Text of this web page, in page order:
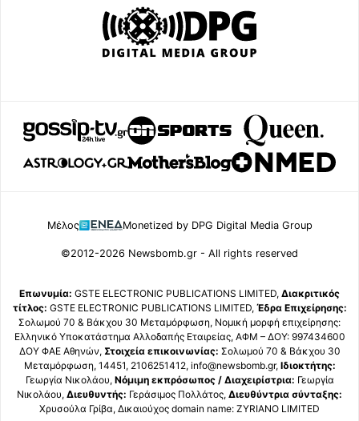
Μέλος Monetized by DPG Digital Media Group
©2012-2026 Newsbomb.gr - All rights reserved
Επωνυμία: GSTE ELECTRONIC PUBLICATIONS LIMITED, Διακριτικός
τίτλος: GSTE ELECTRONIC PUBLICATIONS LIMITED, Έδρα Επιχείρησης:
Σολωμού 70 & Βάκχου 30 Μεταμόρφωση, Νομική μορφή επιχείρησης:
Ελληνικό Υποκατάστημα Αλλοδαπής Εταιρείας, ΑΦΜ – ΔΟΥ: 997434600
ΔΟΥ ΦΑΕ Αθηνών, Στοιχεία επικοινωνίας: Σολωμού 70 & Βάκχου 30
Μεταμόρφωση, 14451, 2106251412, info@newsbomb.gr, Ιδιοκτήτης:
Γεωργία Νικολάου, Νόμιμη εκπρόσωπος / Διαχειρίστρια: Γεωργία
Νικολάου, Διευθυντής: Γεράσιμος Πολλάτος, Διευθύντρια σύνταξης:
Χρυσούλα Γρίβα, Δικαιούχος domain name: ZYRIANO LIMITED